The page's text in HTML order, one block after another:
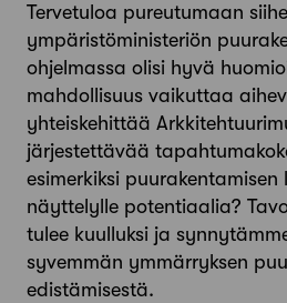
Tervetuloa pureutumaan
ympäristöministeriön
ohjelmassa olisi hyvä
mahdollisuus vaikuttaa
yhteiskehittää
järjestettävää
esimerkiksi
näyttelylle potentiaalia?
tulee kuulluksi ja
syvemmän ymmärryksen
edistämisestä.